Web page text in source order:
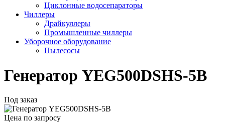
Циклонные водосепараторы
Чиллеры
Драйкуллеры
Промышленные чиллеры
Уборочное оборудование
Пылесосы
Генератор YEG500DSHS-5B
Под заказ
Цена по запросу